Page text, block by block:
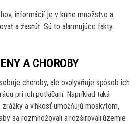
informácií je v knihe množstvo a
a žasnúť. Sú to alarmujúce fakty.
A CHOROBY
choroby, ale ovplyvňuje spôsob ich
pri ich potláčaní. Napríklad taká
a vlhkosť umožňujú moskytom,
sa rozmnožovali a rozširovali územie